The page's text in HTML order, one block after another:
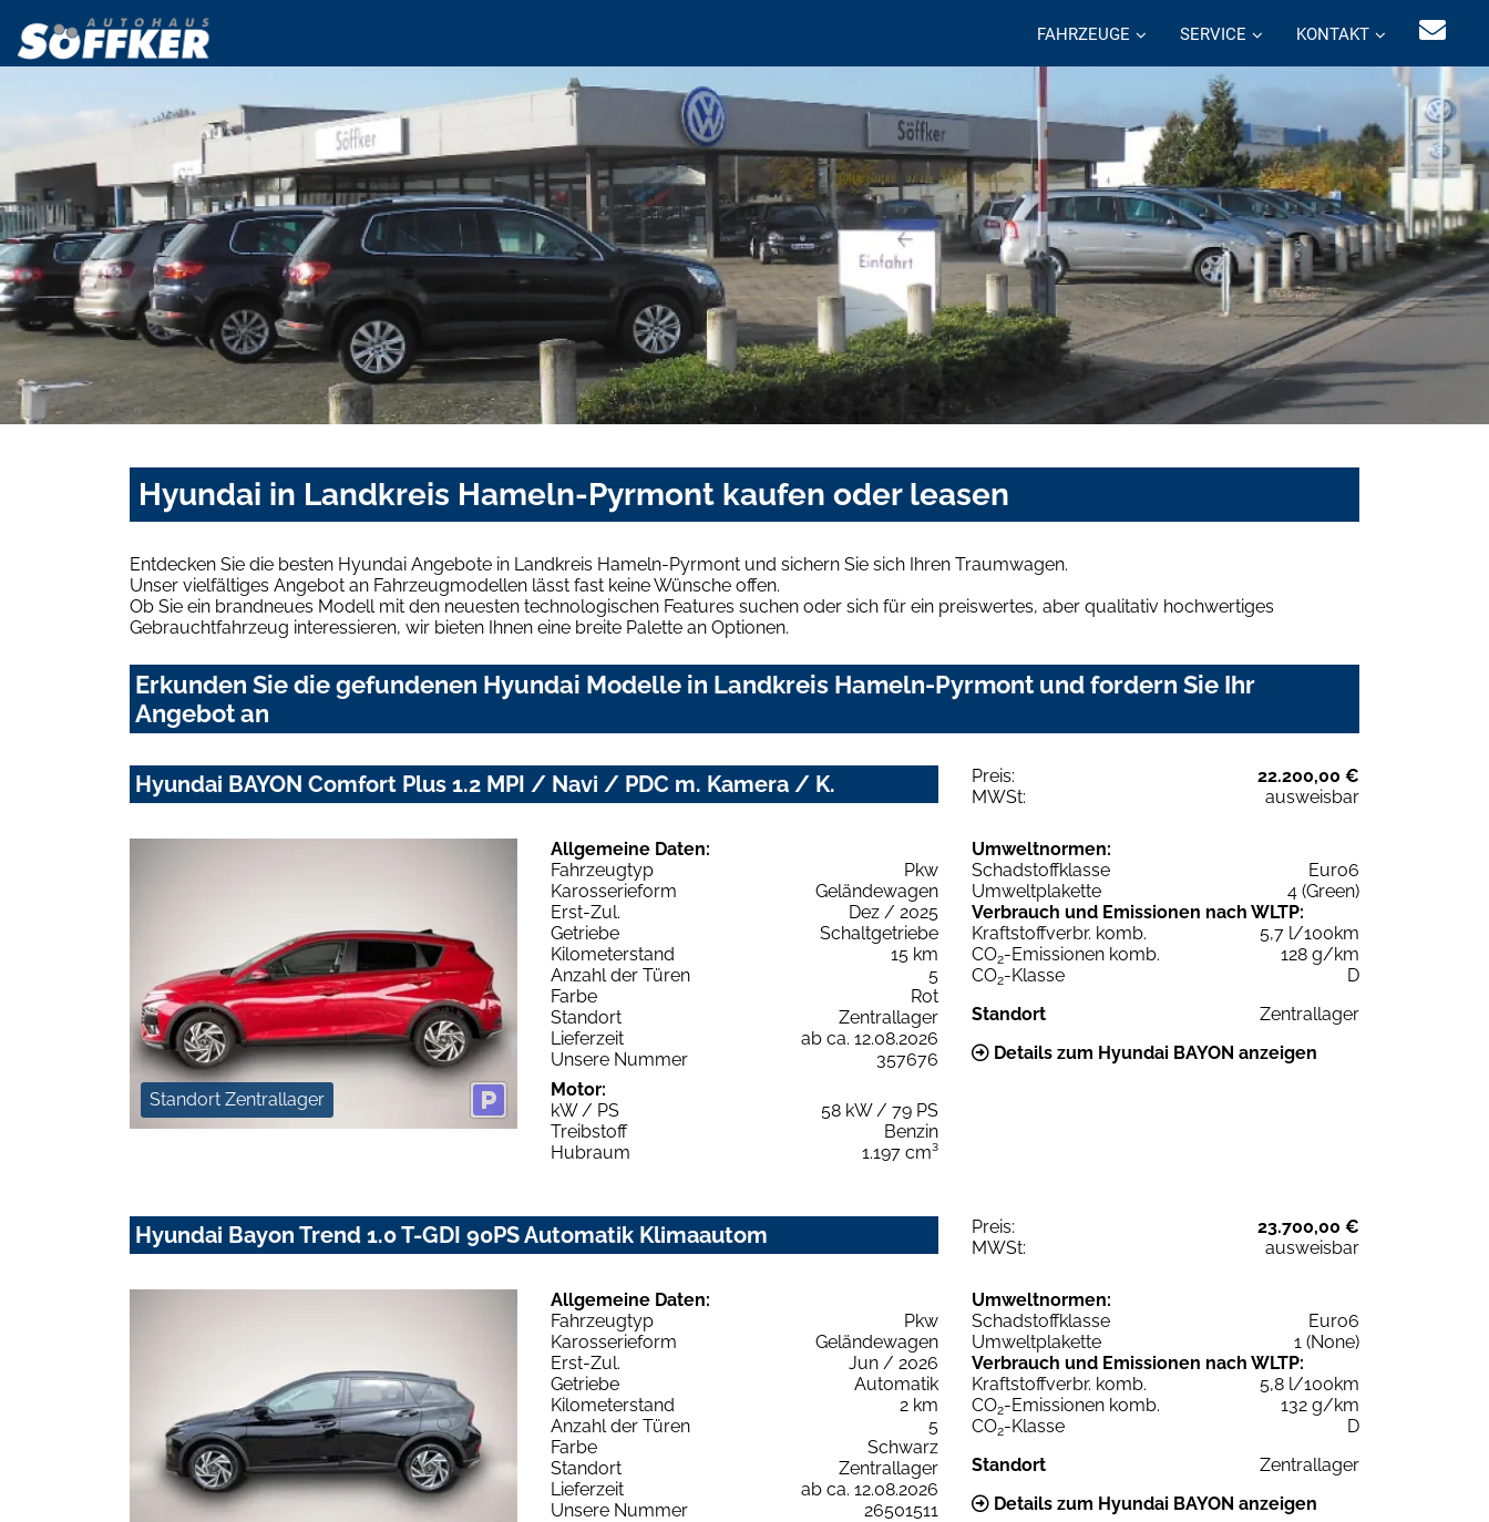
FAHRZEUGE SERVICE KONTAKT
Hyundai in Landkreis Hameln-Pyrmont kaufen oder leasen
Entdecken Sie die besten Hyundai Angebote in Landkreis Hameln-Pyrmont und sichern Sie sich Ihren Traumwagen.
Unser vielfältiges Angebot an Fahrzeugmodellen lässt fast keine Wünsche offen.
Ob Sie ein brandneues Modell mit den neuesten technologischen Features suchen oder sich für ein preiswertes, aber qualitativ hochwertiges
Gebrauchtfahrzeug interessieren, wir bieten Ihnen eine breite Palette an Optionen.
Erkunden Sie die gefundenen Hyundai Modelle in Landkreis Hameln-Pyrmont und fordern Sie Ihr
Angebot an
Hyundai BAYON Comfort Plus 1.2 MPI / Navi / PDC m. Kamera / K. Preis:
22.200,00 €
MWSt:
ausweisbar
Standort Zentrallager
Allgemeine Daten:
Fahrzeugtyp
Pkw
Karosserieform
Geländewagen
Erst-Zul.
Dez / 2025
Getriebe
Schaltgetriebe
Kilometerstand
15 km
Anzahl der Türen
5
Farbe
Rot
Standort
Zentrallager
Lieferzeit
ab ca. 12.08.2026
Unsere Nummer
357676
Motor:
kW / PS
58 kW / 79 PS
Treibstoff
Benzin
Hubraum
1.197 cm³
Umweltnormen:
Schadstoffklasse
Euro6
Umweltplakette
4 (Green)
Verbrauch und Emissionen nach WLTP:
Kraftstoffverbr. komb.
5,7 l/100km
CO2-Emissionen komb.
128 g/km
CO2-Klasse
D
Standort
Zentrallager
Details zum Hyundai BAYON anzeigen
Hyundai Bayon Trend 1.0 T-GDI 90PS Automatik Klimaautom Preis:
23.700,00 €
MWSt:
ausweisbar
Allgemeine Daten:
Fahrzeugtyp
Pkw
Karosserieform
Geländewagen
Erst-Zul.
Jun / 2026
Getriebe
Automatik
Kilometerstand
2 km
Anzahl der Türen
5
Farbe
Schwarz
Standort
Zentrallager
Lieferzeit
ab ca. 12.08.2026
Unsere Nummer
26501511
Umweltnormen:
Schadstoffklasse
Euro6
Umweltplakette
1 (None)
Verbrauch und Emissionen nach WLTP:
Kraftstoffverbr. komb.
5,8 l/100km
CO2-Emissionen komb.
132 g/km
CO2-Klasse
D
Standort
Zentrallager
Details zum Hyundai BAYON anzeigen